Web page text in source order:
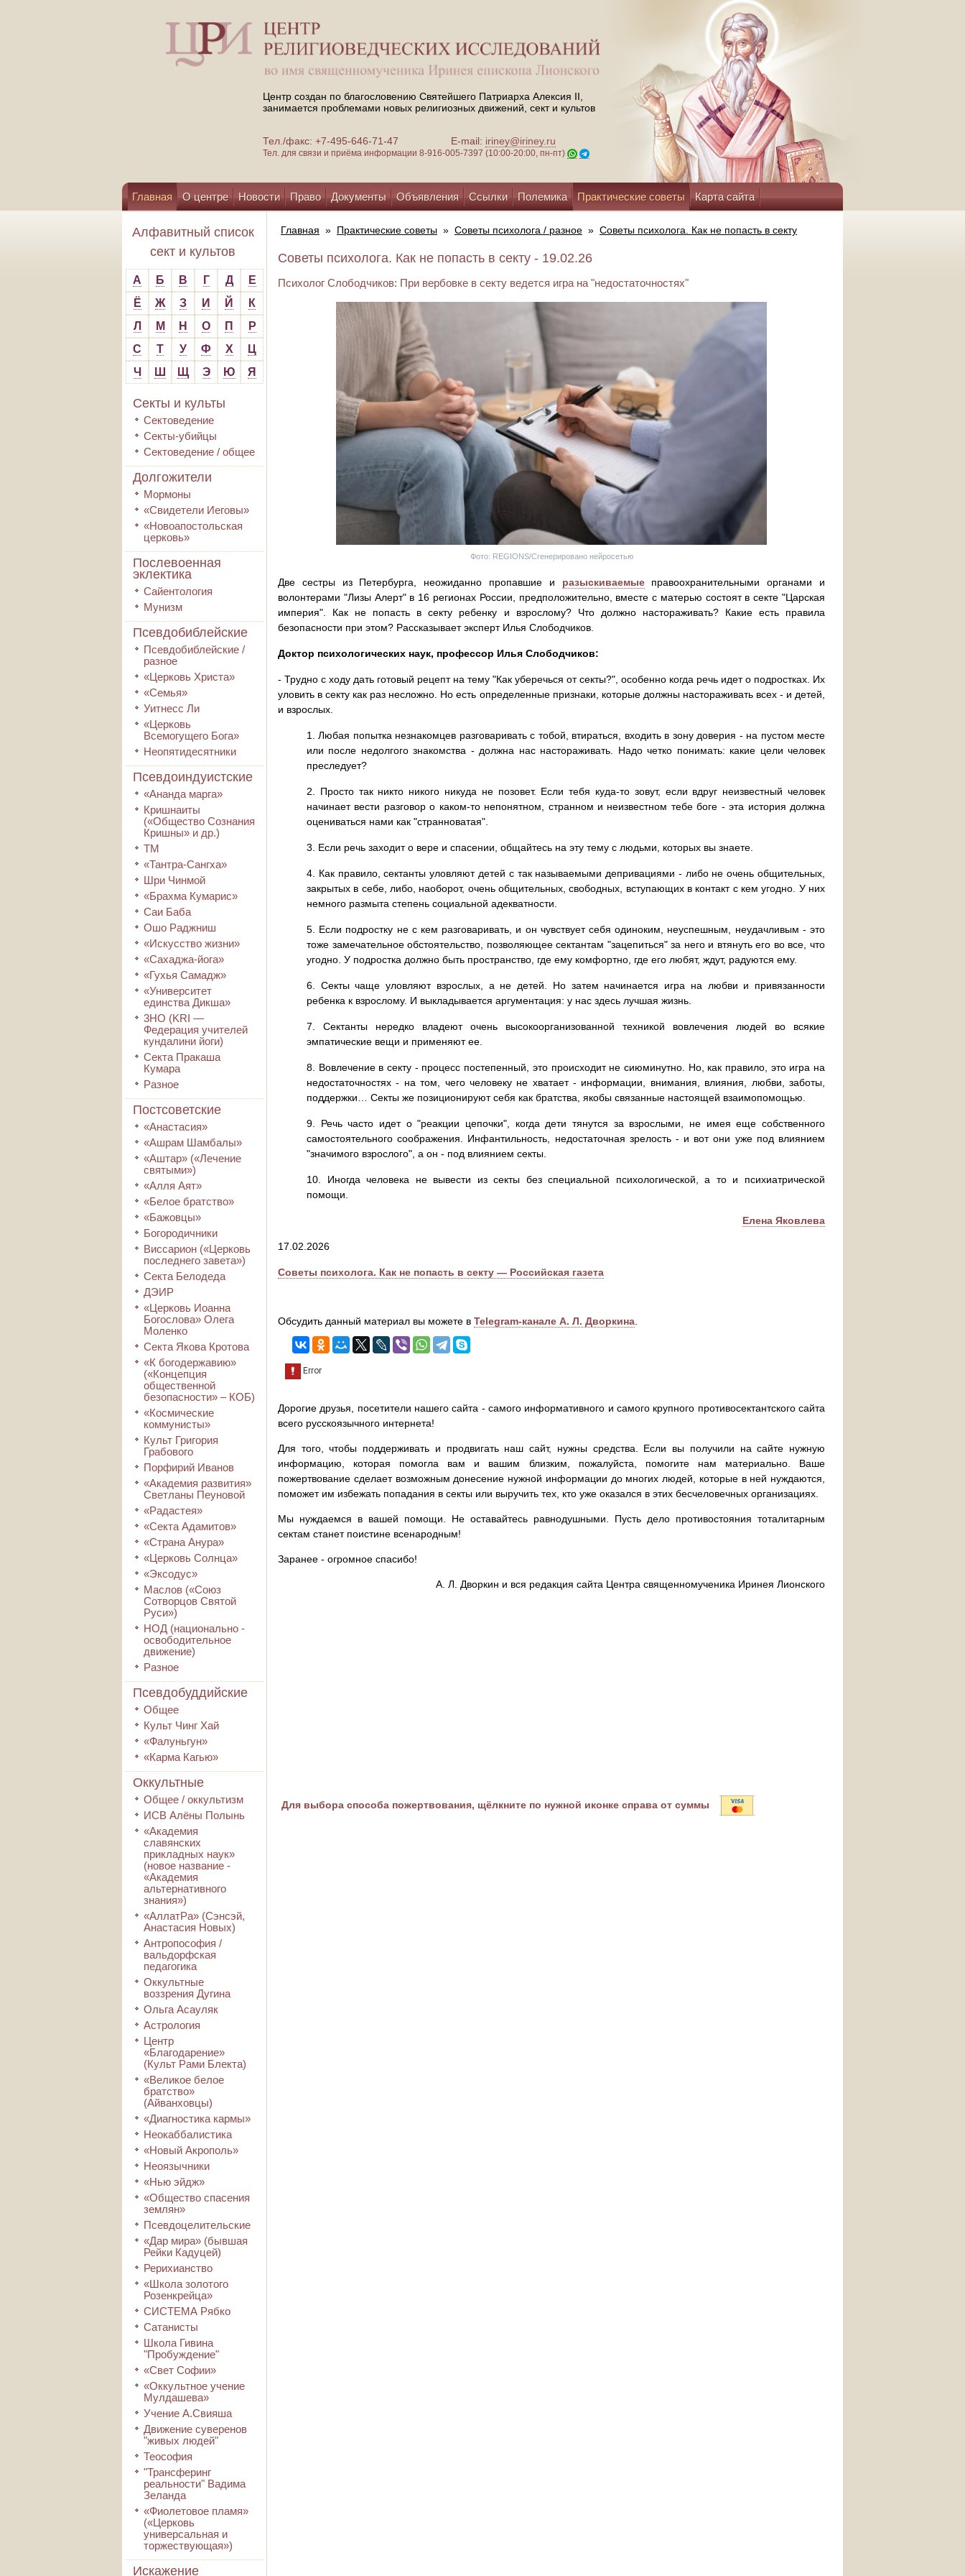
Центр создан по благословению Святейшего Патриарха Алексия II,
занимается проблемами новых религиозных движений, сект и культов
Тел./факс: +7-495-646-71-47 E-mail: iriney@iriney.ru
Тел. для связи и приёма информации 8-916-005-7397 (10:00-20:00, пн-пт)
Главная О центре Новости Право Документы Объявления Ссылки Полемика Практические советы Карта сайта
Помощь центру
Алфавитный список
сект и культов
А Б В Г Д
Е
Ё
Ж З И Й
К
Л
М Н О П
Р
С
Т У Ф Х
Ц
Ч
Ш Щ Э Ю Я
Секты и культы
Сектоведение
Секты-убийцы
Сектоведение / общее
Долгожители
Мормоны
«Свидетели Иеговы»
«Новоапостольская
церковь»
Послевоенная
эклектика
Сайентология
Мунизм
Псевдобиблейские
Псевдобиблейские /
разное
«Церковь Христа»
«Семья»
Уитнесс Ли
«Церковь
Всемогущего Бога»
Неопятидесятники
Псевдоиндуистские
«Ананда марга»
Кришнаиты
(«Общество Сознания
Кришны» и др.)
ТМ
«Тантра-Сангха»
Шри Чинмой
«Брахма Кумарис»
Саи Баба
Ошо Раджниш
«Искусство жизни»
«Сахаджа-йога»
«Гухья Самадж»
«Университет
единства Дикша»
3HO (KRI ―
Федерация учителей
кундалини йоги)
Секта Пракаша
Кумара
Разное
Постсоветские
«Анастасия»
«Ашрам Шамбалы»
«Аштар» («Лечение
святыми»)
«Алля Аят»
«Белое братство»
«Бажовцы»
Богородичники
Виссарион («Церковь
последнего завета»)
Секта Белодеда
ДЭИР
«Церковь Иоанна
Богослова» Олега
Моленко
Секта Якова Кротова
«К богодержавию»
(«Концепция
общественной
безопасности» – КОБ)
«Космические
коммунисты»
Культ Григория
Грабового
Порфирий Иванов
«Академия развития»
Светланы Пеуновой
«Радастея»
«Секта Адамитов»
«Страна Анура»
«Церковь Солнца»
«Эксодус»
Маслов («Союз
Сотворцов Святой
Руси»)
НОД (национально -
освободительное
движение)
Разное
Псевдобуддийские
Общее
Культ Чинг Хай
«Фалуньгун»
«Карма Кагью»
Оккультные
Общее / оккультизм
ИСВ Алёны Полынь
«Академия
славянских
прикладных наук»
(новое название -
«Академия
альтернативного
знания»)
«АллатРа» (Сэнсэй,
Анастасия Новых)
Антропософия /
вальдорфская
педагогика
Оккультные
воззрения Дугина
Ольга Асауляк
Астрология
Центр
«Благодарение»
(Культ Рами Блекта)
«Великое белое
братство»
(Айванховцы)
«Диагностика кармы»
Неокаббалистика
«Новый Акрополь»
Неоязычники
«Нью эйдж»
«Общество спасения
землян»
Псевдоцелительские
«Дар мира» (бывшая
Рейки Кадуцей)
Рерихианство
«Школа золотого
Розенкрейца»
СИСТЕМА Рябко
Сатанисты
Школа Гивина
"Пробуждение"
«Свет Софии»
«Оккультное учение
Мулдашева»
Учение А.Свияша
Движение суверенов
"живых людей"
Теософия
"Трансферинг
реальности" Вадима
Зеланда
«Фиолетовое пламя»
(«Церковь
универсальная и
торжествующая»)
Искажение
Главная » Практические советы » Советы психолога / разное » Советы психолога. Как не попасть в секту
Советы психолога. Как не попасть в секту - 19.02.26
Психолог Слободчиков: При вербовке в секту ведется игра на "недостаточностях"
Фото: REGIONS/Сгенерировано нейросетью
Две сестры из Петербурга, неожиданно пропавшие и разыскиваемыеправоохранительными органами и
волонтерами "Лизы Алерт" в 16 регионах России, предположительно, вместе с матерью состоят в секте "Царская
империя". Как не попасть в секту ребенку и взрослому? Что должно настораживать? Какие есть правила
безопасности при этом? Рассказывает эксперт Илья Слободчиков.
Доктор психологических наук, профессор Илья Слободчиков:
- Трудно с ходу дать готовый рецепт на тему "Как уберечься от секты?", особенно когда речь идет о подростках. Их
уловить в секту как раз несложно. Но есть определенные признаки, которые должны настораживать всех - и детей,
и взрослых.
1. Любая попытка незнакомцев разговаривать с тобой, втираться, входить в зону доверия - на пустом месте
или после недолгого знакомства - должна нас настораживать. Надо четко понимать: какие цели человек
преследует?
2. Просто так никто никого никуда не позовет. Если тебя куда-то зовут, если вдруг неизвестный человек
начинает вести разговор о каком-то непонятном, странном и неизвестном тебе боге - эта история должна
оцениваться нами как "странноватая".
3. Если речь заходит о вере и спасении, общайтесь на эту тему с людьми, которых вы знаете.
4. Как правило, сектанты уловляют детей с так называемыми депривациями - либо не очень общительных,
закрытых в себе, либо, наоборот, очень общительных, свободных, вступающих в контакт с кем угодно. У них
немного размыта степень социальной адекватности.
5. Если подростку не с кем разговаривать, и он чувствует себя одиноким, неуспешным, неудачливым - это
тоже замечательное обстоятельство, позволяющее сектантам "зацепиться" за него и втянуть его во все, что
угодно. У подростка должно быть пространство, где ему комфортно, где его любят, ждут, радуются ему.
6. Секты чаще уловляют взрослых, а не детей. Но затем начинается игра на любви и привязанности
ребенка к взрослому. И выкладывается аргументация: у нас здесь лучшая жизнь.
7. Сектанты нередко владеют очень высокоорганизованной техникой вовлечения людей во всякие
эмпатические вещи и применяют ее.
8. Вовлечение в секту - процесс постепенный, это происходит не сиюминутно. Но, как правило, это игра на
недостаточностях - на том, чего человеку не хватает - информации, внимания, влияния, любви, заботы,
поддержки… Секты же позиционируют себя как братства, якобы связанные настоящей взаимопомощью.
9. Речь часто идет о "реакции цепочки", когда дети тянутся за взрослыми, не имея еще собственного
самостоятельного соображения. Инфантильность, недостаточная зрелость - и вот они уже под влиянием
"значимого взрослого", а он - под влиянием секты.
10. Иногда человека не вывести из секты без специальной психологической, а то и психиатрической
помощи.
Елена Яковлева
17.02.2026
Советы психолога. Как не попасть в секту — Российская газета
Обсудить данный материал вы можете в Telegram-канале А. Л. Дворкина
Дорогие друзья, посетители нашего сайта - самого информативного и самого крупного противосектантского сайта
всего русскоязычного интернета!
Для того, чтобы поддерживать и продвигать наш сайт, нужны средства. Если вы получили на сайте нужную
информацию, которая помогла вам и вашим близким, пожалуйста, помогите нам материально. Ваше
пожертвование сделает возможным донесение нужной информации до многих людей, которые в ней нуждаются,
поможет им избежать попадания в секты или выручить тех, кто уже оказался в этих бесчеловечных организациях.
Мы нуждаемся в вашей помощи. Не оставайтесь равнодушными. Пусть дело противостояния тоталитарным
сектам станет поистине всенародным!
Заранее - огромное спасибо!
А. Л. Дворкин и вся редакция сайта Центра священномученика Иринея Лионского
Для выбора способа пожертвования, щёлкните по нужной иконке справа от суммы